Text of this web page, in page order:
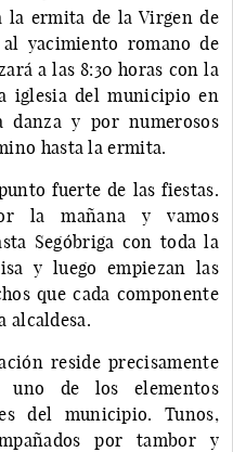
la ermita de la Virgen de
yacimiento romano de
a las 8:30 horas con la
iglesia del municipio en
danza y por numerosos
hasta la ermita.
fuerte de las fiestas.
la mañana y vamos
Segóbriga con toda la
y luego empiezan las
que cada componente
alcaldesa.
reside precisamente
uno de los elementos
del municipio. Tunos,
por tambor y